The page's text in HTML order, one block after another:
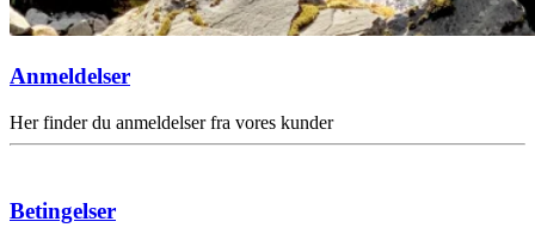
Anmeldelser
Her finder du anmeldelser fra vores kunder
Betingelser